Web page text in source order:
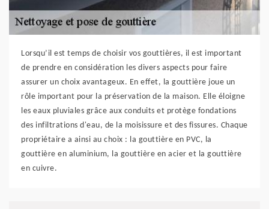
Lorsqu’il est temps de choisir vos gouttières, il est important
de prendre en considération les divers aspects pour faire
assurer un choix avantageux. En effet, la gouttière joue un
rôle important pour la préservation de la maison. Elle éloigne
les eaux pluviales grâce aux conduits et protège fondations
des infiltrations d'eau, de la moisissure et des fissures. Chaque
propriétaire a ainsi au choix : la gouttière en PVC, la
gouttière en aluminium, la gouttière en acier et la gouttière
en cuivre.